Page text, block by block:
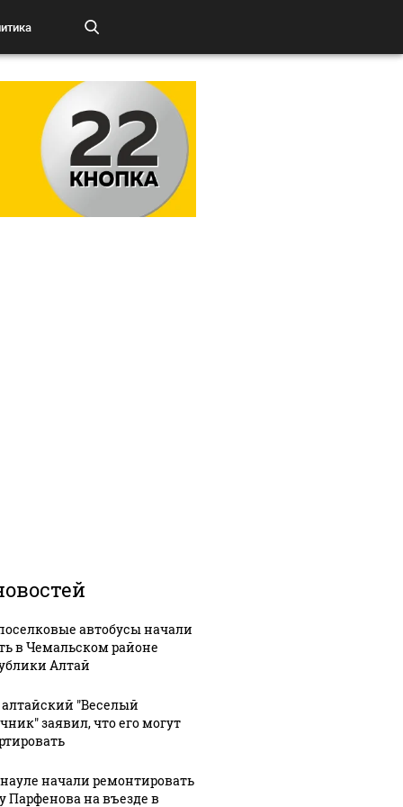
автобусы начали
в Чемальском районе
Алтай
"Веселый
заявил, что его могут
начали ремонтировать
Парфенова на въезде в